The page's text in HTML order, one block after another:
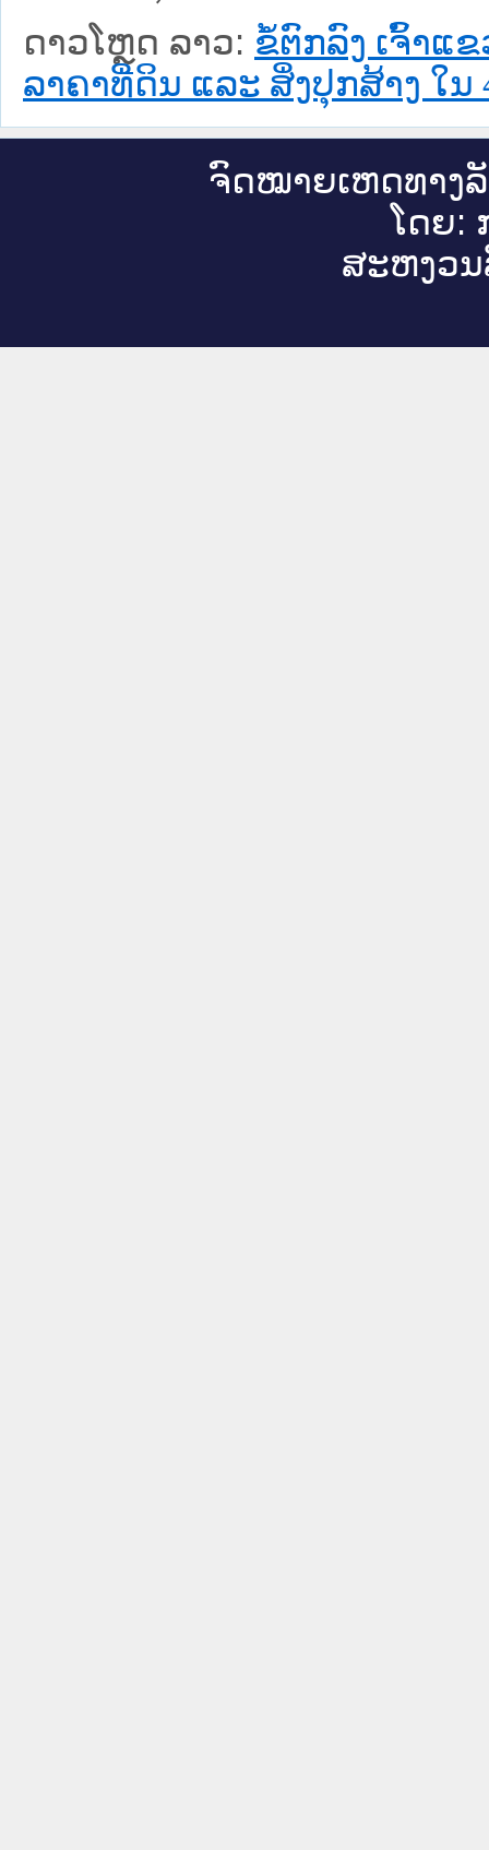
ດາວໂຫຼດ ລາວ: ຂໍ້ຕົກລົງ ເຈົ້າແ
ລາຄາທີ່ດິນ ແລະ ສິ່ງປຸກສ້າງ ໃ
ຈົດ​ໝາຍ​ເຫດ​ທາງ​
ໂດຍ:
ສະ​ຫງວນ​